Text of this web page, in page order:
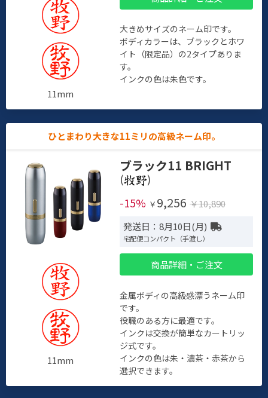
11mm
大きめサイズのネーム印です。
ボディカラーは、ブラックとホワ
イト（限定品）の2タイプありま
す。
インクの色は朱色です。
ひとまわり大きな11ミリの高級ネーム印。
11mm
ブラック11 BRIGHT
(
)
-15% ￥ 9,256 ￥10,890
発送日：8月10日(月)
宅配便コンパクト（手渡し）
商品詳細・ご注文
金属ボディの高級感漂うネーム印
です。
役職のある方に最適です。
インクは交換が簡単なカートリッ
ジ式です。
インクの色は朱・濃茶・赤茶から
選択できます。